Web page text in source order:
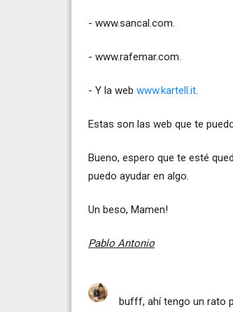
- www.sancal.com.
- www.rafemar.com.
- Y la web www.kartell.it.
Estas son las web que te
Bueno, espero que te esté
puedo ayudar en algo.
Un beso, Mamen!
Pablo Antonio
bufff, ahí tengo un rato